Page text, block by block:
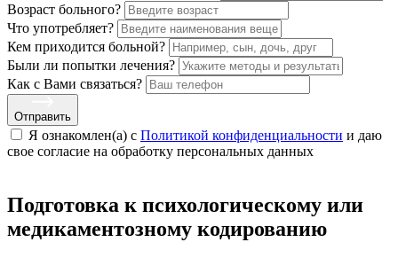
Возраст больного?
Что употребляет?
Кем приходится больной?
Были ли попытки лечения?
Как с Вами связаться?
Отправить
Я ознакомлен(а) с Политикой конфиденциальности и даю
свое cогласие на обработку персональных данных
Подготовка к психологическому или
медикаментозному кодированию